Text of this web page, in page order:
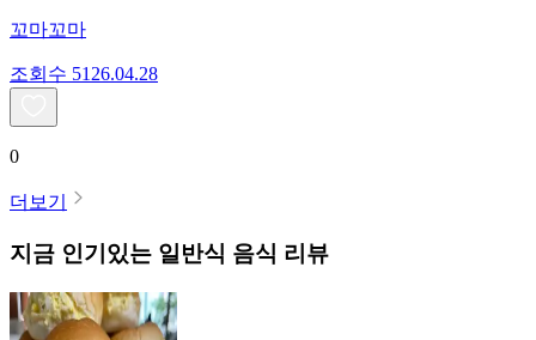
꼬마꼬마
조회수 51 26.04.28
0
더보기
지금 인기있는 일반식 음식 리뷰